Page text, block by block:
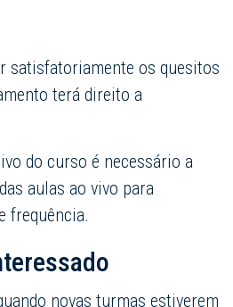
satisfatoriamente os quesitos
terá direito a
do curso é necessário a
aulas ao vivo para
frequência.
novas turmas estiverem